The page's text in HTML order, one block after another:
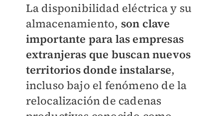
La disponibilidad eléctrica y su
almacenamiento, son clave
importante para las empresas
extranjeras que buscan nuevos
territorios donde instalarse,
incluso bajo el fenómeno de la
relocalización de cadenas